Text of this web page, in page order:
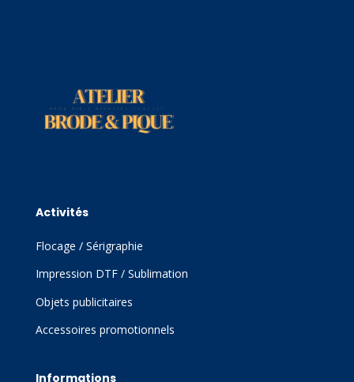
Activités
Flocage / Sérigraphie
Impression DTF / Sublimation
Objets publicitaires
Accessoires promotionnels
Informations